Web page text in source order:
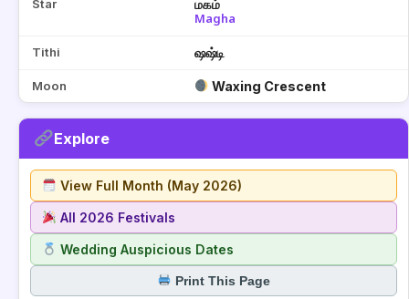
Star மகம்
Magha
Tithi ஷஷ்டி
Moon Waxing Crescent
Explore
View Full Month (May 2026)
All 2026 Festivals
Wedding Auspicious Dates
Print This Page